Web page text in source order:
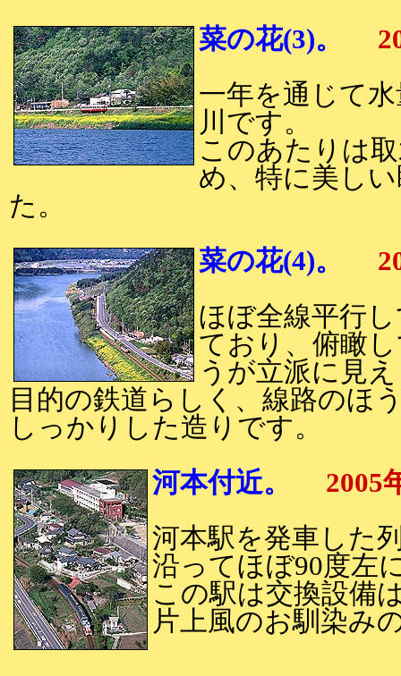
菜の花(3)。
一年を通じて
川です。
このあたりは
め、特に美し
た。
菜の花(4)。
ほぼ全線平行
ており、俯瞰
うが立派に見
目的の鉄道らしく、線路のほ
しっかりした造りです。
河本付近。
2005
河本駅を発車した
沿ってほぼ90度左
この駅は交換設備
片上風のお馴染み